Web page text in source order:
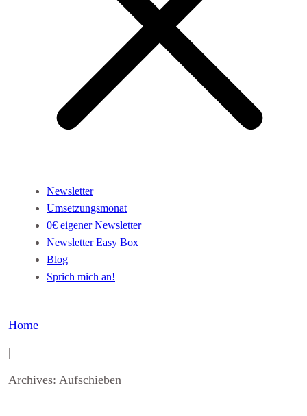
Newsletter
Umsetzungsmonat
0€ eigener Newsletter
Newsletter Easy Box
Blog
Sprich mich an!
Home
|
Archives: Aufschieben